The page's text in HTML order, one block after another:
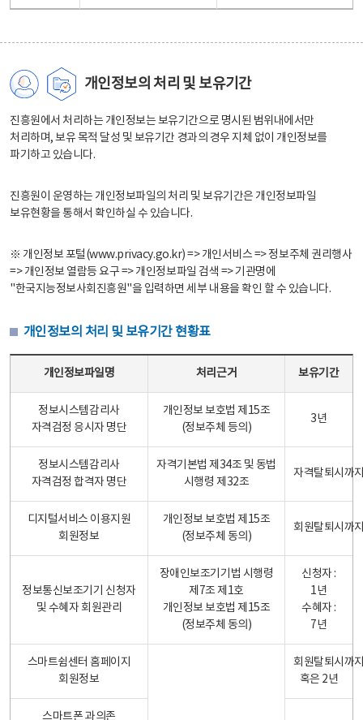
개인정보의 처리 및 보유기간
진흥원에서 처리하는 개인정보는 보유기간으로 명시된 범위내에서만
처리하며, 보유 목적 달성 및 보유기간 경과의 경우 지체 없이 개인정보를
파기하고 있습니다.
진흥원이 운영하는 개인정보파일의 처리 및 보유기간은 개인정보파일
보유현황을 통해서 확인하실 수 있습니다.
※ 개인정보 포털(www.privacy.go.kr) => 개인서비스 => 정보주체 권리행사
=> 개인정보 열람등 요구 => 개인정보파일 검색 => 기관명에
"한국지능정보사회진흥원"을 입력하면 세부 내용을 확인 할 수 있습니다.
개인정보의 처리 및 보유기간 현황표
개인정보파일명 처리근거 보유기간
정보시스템감리사
자격검정 응시자 명단
개인정보 보호법 제15조
(정보주체 등의)
3년
정보시스템감리사
자격검정 합격자 명단
자격기본법 제34조 및 동법
시행령 제32조
자격탈퇴시까
디지털서비스 이용지원
회원정보
개인정보 보호법 제15조
(정보주체 동의)
회원탈퇴시까
정보통신보조기기 신청자
및 수혜자 회원관리
장애인보조기기법 시행령
제7조 제1호
개인정보 보호법 제15조
(정보주체 동의)
신청자 :
1년
수혜자 :
7년
스마트쉼센터 홈페이지
회원정보
회원탈퇴시까
혹은 2년
스마트폰 과의존